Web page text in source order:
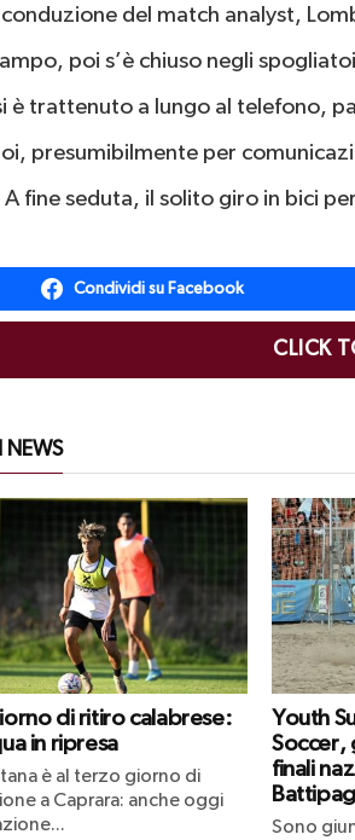
del match analyst,
poi s’è chiuso negli
è trattenuto a lungo al telefono,
presumibilmente per
fine seduta, il solito giro in bici
Condividi su Facebook
CLICK
NEWS
di ritiro calabrese:
in ripresa
è al terzo giorno di
a Caprara: anche oggi
Youth
Soccer,
finali
Sono